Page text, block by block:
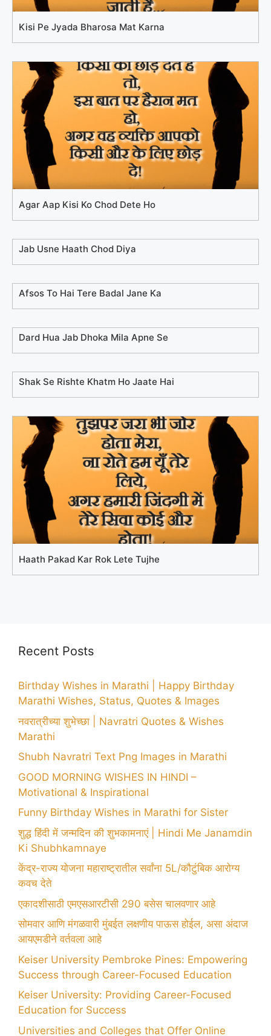
Kisi Pe Jyada Bharosa Mat Karna
Agar Aap Kisi Ko Chod Dete Ho
Jab Usne Haath Chod Diya
Afsos To Hai Tere Badal Jane Ka
Dard Hua Jab Dhoka Mila Apne Se
Shak Se Rishte Khatm Ho Jaate Hai
Haath Pakad Kar Rok Lete Tujhe
Recent Posts
Birthday Wishes in Marathi | Happy Birthday
Marathi Wishes, Status, Quotes & Images
नवरात्रीच्या शुभेच्छा | Navratri Quotes & Wishes
Marathi
Shubh Navratri Text Png Images in Marathi
GOOD MORNING WISHES IN HINDI –
Motivational & Inspirational
Funny Birthday Wishes in Marathi for Sister
शुद्ध हिंदी में जन्मदिन की शुभकामनाएं | Hindi Me Janamdin
Ki Shubhkamnaye
केंद्र-राज्य योजना महाराष्ट्रातील सर्वांना 5L/कौटुंबिक आरोग्य
कवच देते
एकादशीसाठी एमएसआरटीसी 290 बसेस चालवणार आहे
सोमवार आणि मंगळवारी मुंबईत लक्षणीय पाऊस होईल, असा अंदाज
आयएमडीने वर्तवला आहे
Keiser University Pembroke Pines: Empowering
Success through Career-Focused Education
Keiser University: Providing Career-Focused
Education for Success
Universities and Colleges that Offer Online